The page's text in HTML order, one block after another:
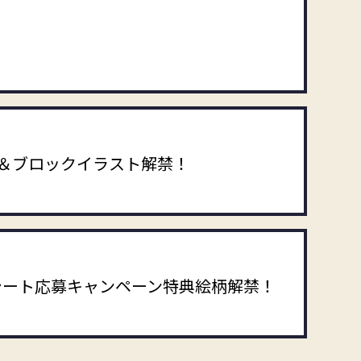
ブロックイラスト解禁！
ト応募キャンペーン特典絵柄解禁！